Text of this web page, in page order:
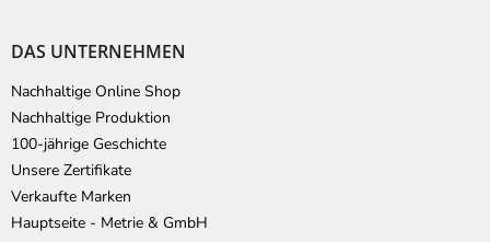
DAS UNTERNEHMEN
Nachhaltige Online Shop
Nachhaltige Produktion
100-jährige Geschichte
Unsere Zertifikate
Verkaufte Marken
Hauptseite - Metrie & GmbH